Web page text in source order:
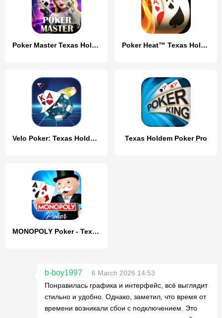
Poker Master Texas Holdem 2024 Poker Heat™ Texas Holdem Poker
Velo Poker: Texas Holdem Game Texas Holdem Poker Pro
MONOPOLY Poker - Texas Holdem
b-boy1997
6 March 2026 14:53
Понравилась графика и интерфейс, всё выглядит
стильно и удобно. Однако, заметил, что время от
времени возникали сбои с подключением. Это